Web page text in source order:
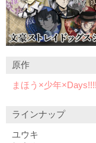
原作
まほう×少年
ラインナップ
ユウキ